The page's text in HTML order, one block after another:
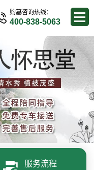
购墓咨询热线：
400-838-5063
服务流程